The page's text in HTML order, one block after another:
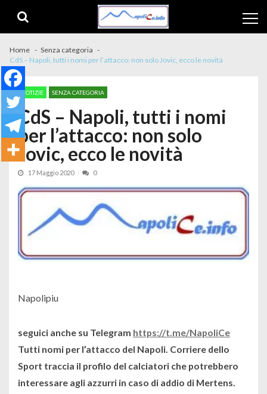
Home
Senza categoria
CdS – Napoli, tutti i nomi per l’attacco: non solo Jovic, ecco le novità
NOTIZIE SENZA CATEGORIA
CdS – Napoli, tutti i nomi
per l’attacco: non solo
Jovic, ecco le novità
17 Maggio 2020 0
Napolipiu
seguici anche su Telegram https://t.me/NapoliCe
Tutti nomi per l’attacco del Napoli. Corriere dello
Sport traccia il profilo del calciatori che potrebbero
interessare agli azzurri in caso di addio di Mertens.